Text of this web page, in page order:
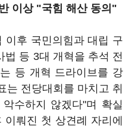
이상 "국힘 해산 동의"
이후 국민의힘과 대립 구
법 등 3대 개혁을 추석 전
등 개혁 드라이브를 강
는 전당대회를 마치고 취
수하지 않겠다"며 확실
뤄진 첫 상견례 자리에